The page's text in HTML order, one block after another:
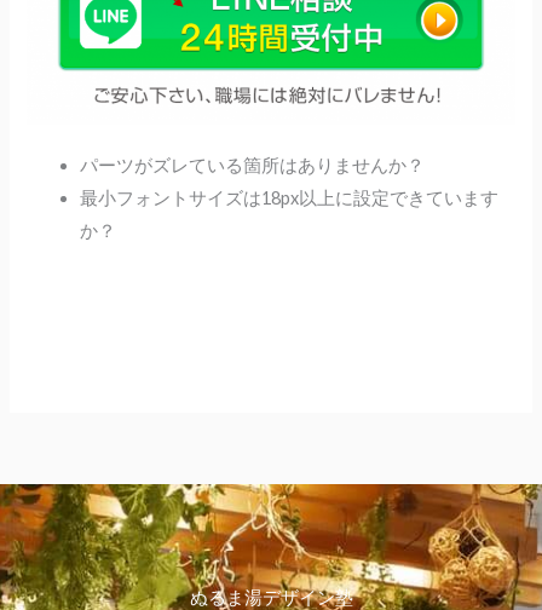
パーツがズレている箇所はありませんか？
最小フォントサイズは18px以上に設定できています
か？
ぬるま湯デザイン塾